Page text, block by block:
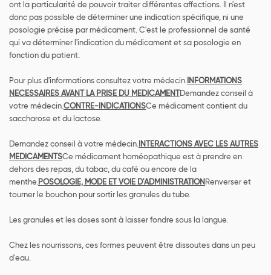
ont la particularité de pouvoir traiter différentes affections. Il n'est
donc pas possible de déterminer une indication spécifique, ni une
posologie précise par médicament. C'est le professionnel de santé
qui va déterminer l'indication du médicament et sa posologie en
fonction du patient.
Pour plus d'informations consultez votre médecin. INFORMATIONS
NECESSAIRES AVANT LA PRISE DU MEDICAMENTDemandez conseil à
votre médecin.CONTRE-INDICATIONSCe médicament contient du
saccharose et du lactose.
Demandez conseil à votre médecin. INTERACTIONS AVEC LES AUTRES
MEDICAMENTSCe médicament homéopathique est à prendre en
dehors des repas, du tabac, du café ou encore de la
menthe.POSOLOGIE, MODE ET VOIE D'ADMINISTRATION Renverser et
tourner le bouchon pour sortir les granules du tube.
Les granules et les doses sont à laisser fondre sous la langue.
Chez les nourrissons, ces formes peuvent être dissoutes dans un peu
d'eau.